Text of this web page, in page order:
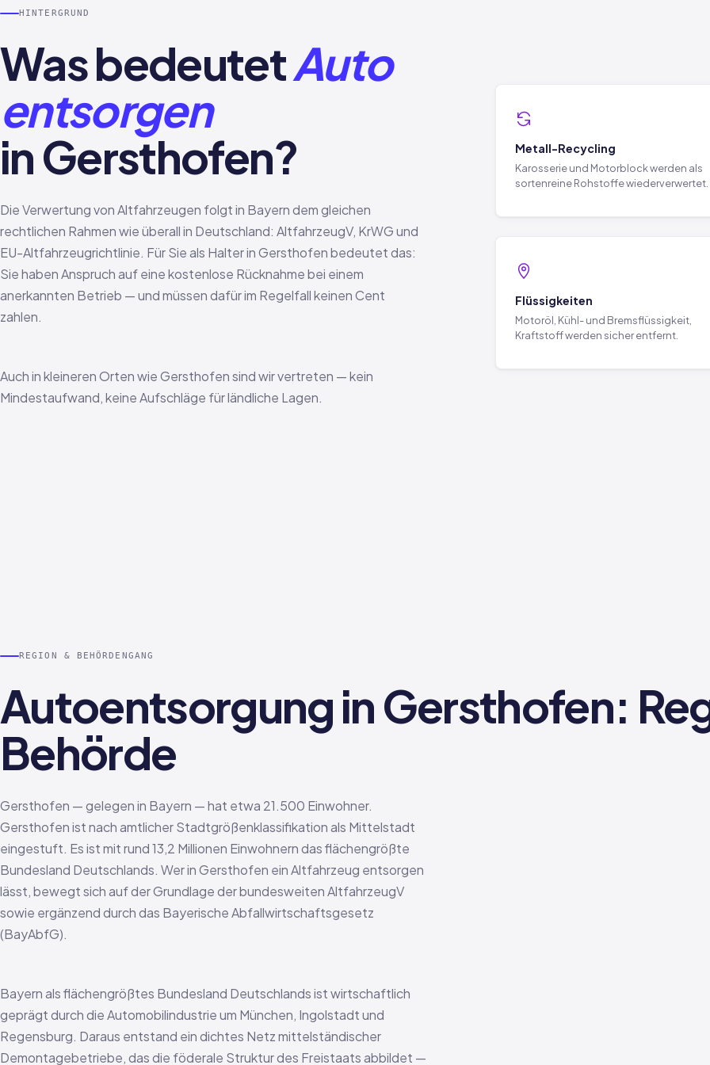
HINTERGRUND
Was bedeutetAuto
entsorgen
in Gersthofen?
Die Verwertung von Altfahrzeugen folgt in Bayern dem gleichen
rechtlichen Rahmen wie überall in Deutschland: AltfahrzeugV, KrWG und
EU-Altfahrzeugrichtlinie. Für Sie als Halter in Gersthofen bedeutet das:
Sie haben Anspruch auf eine kostenlose Rücknahme bei einem
anerkannten Betrieb — und müssen dafür im Regelfall keinen Cent
zahlen.
Auch in kleineren Orten wie Gersthofen sind wir vertreten — kein
Mindestaufwand, keine Aufschläge für ländliche Lagen.
Metall-Recycling
Karosserie und Motorblock werden als
sortenreine Rohstoffe wiederverwertet.
Flüssigkeiten
Motoröl, Kühl- und Bremsflüssigkeit,
Kraftstoff werden sicher entfernt.
REGION & BEHÖRDENGANG
Autoentsorgung in Gersthofen:
Behörde
Gersthofen — gelegen in Bayern — hat etwa 21.500 Einwohner.
Gersthofen ist nach amtlicher Stadtgrößenklassifikation als Mittelstadt
eingestuft. Es ist mit rund 13,2 Millionen Einwohnern das flächengrößte
Bundesland Deutschlands. Wer in Gersthofen ein Altfahrzeug entsorgen
lässt, bewegt sich auf der Grundlage der bundesweiten AltfahrzeugV
sowie ergänzend durch das Bayerische Abfallwirtschaftsgesetz
(BayAbfG).
Bayern als flächengrößtes Bundesland Deutschlands ist wirtschaftlich
geprägt durch die Automobilindustrie um München, Ingolstadt und
Regensburg. Daraus entstand ein dichtes Netz mittelständischer
Demontagebetriebe, das die föderale Struktur des Freistaats abbildet —